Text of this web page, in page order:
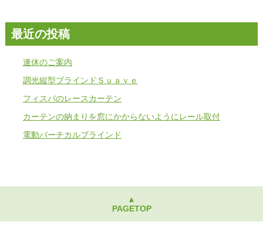
最近の投稿
連休のご案内
調光縦型ブラインドＳｕａｖｅ
フィスバのレースカーテン
カーテンの納まりを窓にかからないようにレール取付
電動バーチカルブラインド
▲
PAGETOP